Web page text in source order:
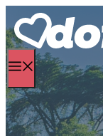
Aller
au
contenu
Menu